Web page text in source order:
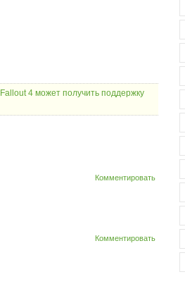
Fallout 4 может получить поддержку
Комментировать
Комментировать